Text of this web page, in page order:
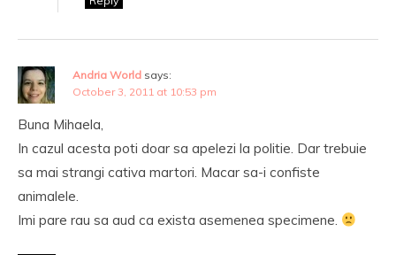
Andria World says:
October 3, 2011 at 10:53 pm
Buna Mihaela,
In cazul acesta poti doar sa apelezi la politie. Dar trebuie
sa mai strangi cativa martori. Macar sa-i confiste
animalele.
Imi pare rau sa aud ca exista asemenea specimene.